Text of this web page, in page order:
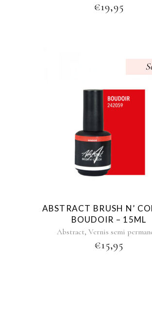
€19,95
ABSTRACT BRUSH N’
BOUDOIR – 15ML
Abstract, Vernis semi
€15,95